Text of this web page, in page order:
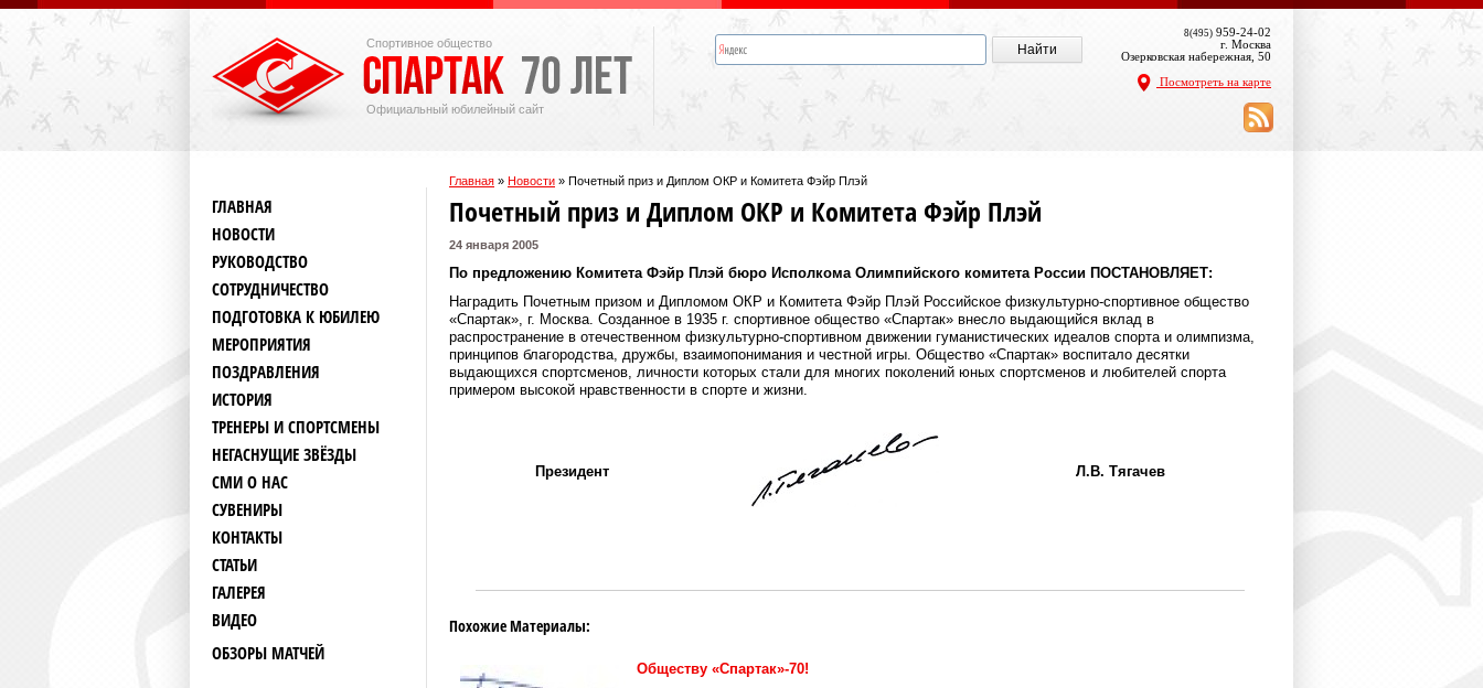
Спортивное общество
Официальный юбилейный сайт
8(495) 959-24-02
г. Москва
Озерковская набережная, 50
Посмотреть на карте
Главная » Новости » Почетный приз и Диплом ОКР и Комитета Фэйр Плэй
ГЛАВНАЯ
НОВОСТИ
РУКОВОДСТВО
СОТРУДНИЧЕСТВО
ПОДГОТОВКА К ЮБИЛЕЮ
МЕРОПРИЯТИЯ
ПОЗДРАВЛЕНИЯ
ИСТОРИЯ
ТРЕНЕРЫ И СПОРТСМЕНЫ
НЕГАСНУЩИЕ ЗВЁЗДЫ
СМИ О НАС
СУВЕНИРЫ
КОНТАКТЫ
СТАТЬИ
ГАЛЕРЕЯ
ВИДЕО
ОБЗОРЫ МАТЧЕЙ
Почетный приз и Диплом ОКР и Комитета Фэйр Плэй
24 января 2005
По предложению Комитета Фэйр Плэй бюро Исполкома Олимпийского комитета России ПОСТАНОВЛЯЕТ:
Наградить Почетным призом и Дипломом ОКР и Комитета Фэйр Плэй Российское физкультурно-спортивное общество
«Спартак», г. Москва. Созданное в 1935 г. спортивное общество «Спартак» внесло выдающийся вклад в
распространение в отечественном физкультурно-спортивном движении гуманистических идеалов спорта и олимпизма,
принципов благородства, дружбы, взаимопонимания и честной игры. Общество «Спартак» воспитало десятки
выдающихся спортсменов, личности которых стали для многих поколений юных спортсменов и любителей спорта
примером высокой нравственности в спорте и жизни.
Президент Л.В. Тягачев
Похожие Материалы:
Обществу «Спартак»-70!